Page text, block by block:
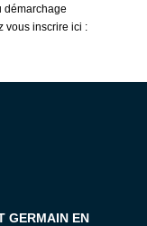
démarchage
vous inscrire ici :
GERMAIN EN